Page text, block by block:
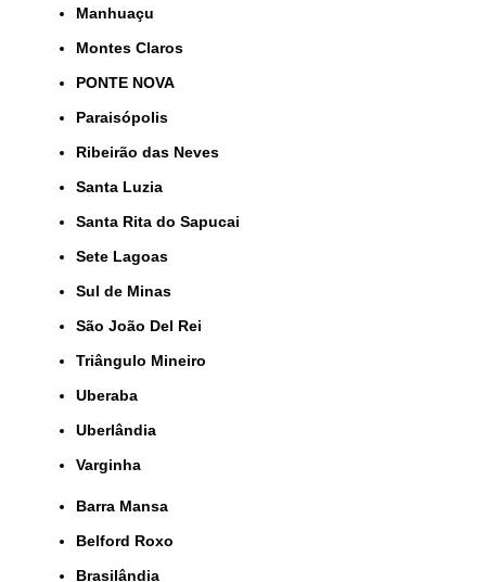
Manhuaçu
Montes Claros
PONTE NOVA
Paraisópolis
Ribeirão das Neves
Santa Luzia
Santa Rita do Sapucai
Sete Lagoas
Sul de Minas
São João Del Rei
Triângulo Mineiro
Uberaba
Uberlândia
Varginha
Barra Mansa
Belford Roxo
Brasilândia